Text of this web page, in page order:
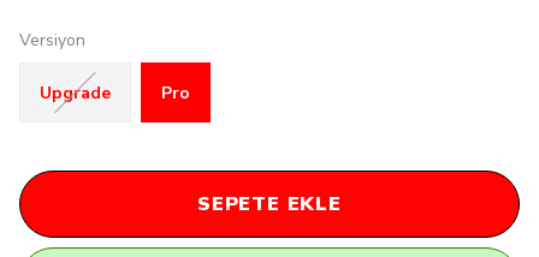
Versiyon
Upgrade Pro
SEPETE EKLE